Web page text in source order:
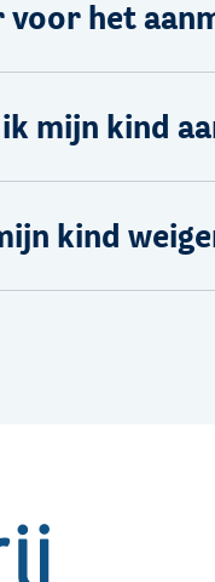
voor het
mijn kind
kind